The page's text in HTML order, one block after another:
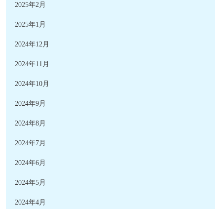
2025年2月
2025年1月
2024年12月
2024年11月
2024年10月
2024年9月
2024年8月
2024年7月
2024年6月
2024年5月
2024年4月